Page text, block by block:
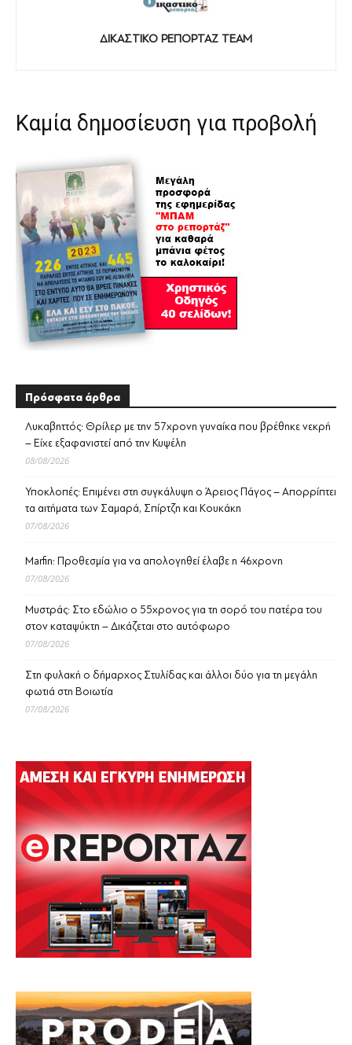
ΔΙΚΑΣΤΙΚΟ ΡΕΠΟΡΤΑΖ TEAM
Καμία δημοσίευση για προβολή
Πρόσφατα άρθρα
Λυκαβηττός: Θρίλερ με την 57χρονη γυναίκα που βρέθηκε νεκρή
– Είχε εξαφανιστεί από την Κυψέλη
08/08/2026
Υποκλοπές: Επιμένει στη συγκάλυψη ο Άρειος Πάγος – Απορρίπτει
τα αιτήματα των Σαμαρά, Σπίρτζη και Κουκάκη
07/08/2026
Marfin: Προθεσμία για να απολογηθεί έλαβε η 46χρονη
07/08/2026
Μυστράς: Στο εδώλιο ο 55χρονος για τη σορό του πατέρα του
στον καταψύκτη – Δικάζεται στο αυτόφωρο
07/08/2026
Στη φυλακή ο δήμαρχος Στυλίδας και άλλοι δύο για τη μεγάλη
φωτιά στη Βοιωτία
07/08/2026